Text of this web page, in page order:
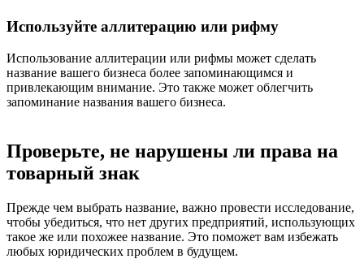
Используйте аллитерацию или рифму
Использование аллитерации или рифмы может сделать
название вашего бизнеса более запоминающимся и
привлекающим внимание. Это также может облегчить
запоминание названия вашего бизнеса.
Проверьте, не нарушены ли права на
товарный знак
Прежде чем выбрать название, важно провести исследование,
чтобы убедиться, что нет других предприятий, использующих
такое же или похожее название. Это поможет вам избежать
любых юридических проблем в будущем.